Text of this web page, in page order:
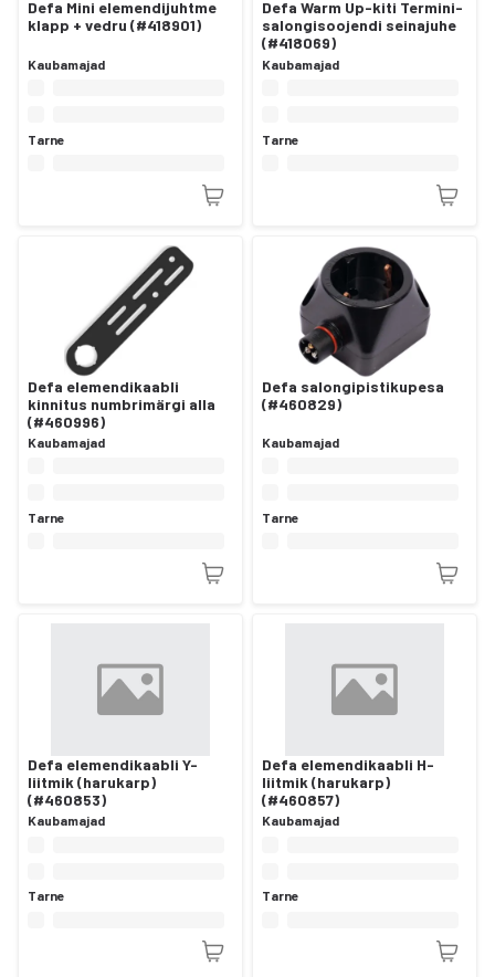
Defa Mini elemendijuhtme
klapp + vedru (#418901)
Kaubamajad
Tarne
Defa Warm Up-kiti Termini-
salongisoojendi seinajuhe
(#418069)
Kaubamajad
Tarne
Defa elemendikaabli
kinnitus numbrimärgi alla
(#460996)
Kaubamajad
Tarne
Defa salongipistikupesa
(#460829)
Kaubamajad
Tarne
Defa elemendikaabli Y-
liitmik (harukarp)
(#460853)
Kaubamajad
Tarne
Defa elemendikaabli H-
liitmik (harukarp)
(#460857)
Kaubamajad
Tarne